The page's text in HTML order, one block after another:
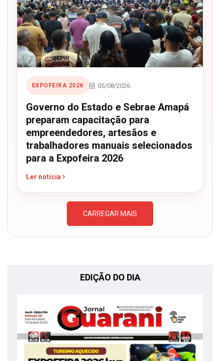
EXPOFEIRA 2026 05/08/2026
Governo do Estado e Sebrae Amapá
preparam capacitação para
empreendedores, artesãos e
trabalhadores manuais selecionados
para a Expofeira 2026
Ler notícia
CARREGAR MAIS
EDIÇÃO DO DIA